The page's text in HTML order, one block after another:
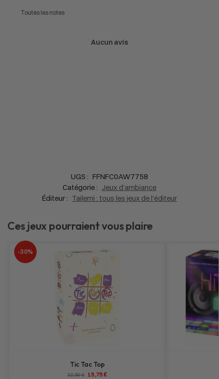
Aucun avis
UGS : FFNFC0AW7758
Catégorie : Jeux d’ambiance
Éditeur : Tailemi : tous les jeux de l'éditeur
Ces jeux pourraient vous plaire
-30%
Tic Tac Top
22,50€ 15,75€